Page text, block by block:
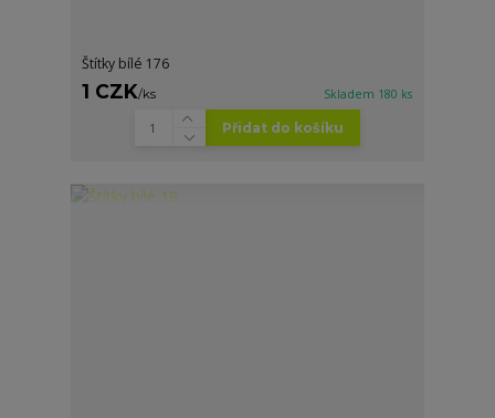
Štítky bílé 176
1 CZK/ks Skladem 180 ks
Přidat do košíku